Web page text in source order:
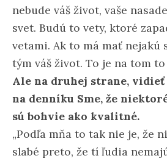
nebude váš život, vaše
svet. Budú to vety, ktoré
vetami. Ak to má mať nejakú
tým váš život. To je na tom to
Ale na druhej strane,
na denníku Sme, že
sú bohvie ako kvalitné.
„Podľa mňa to tak nie je, že
slabé preto, že tí ľudia